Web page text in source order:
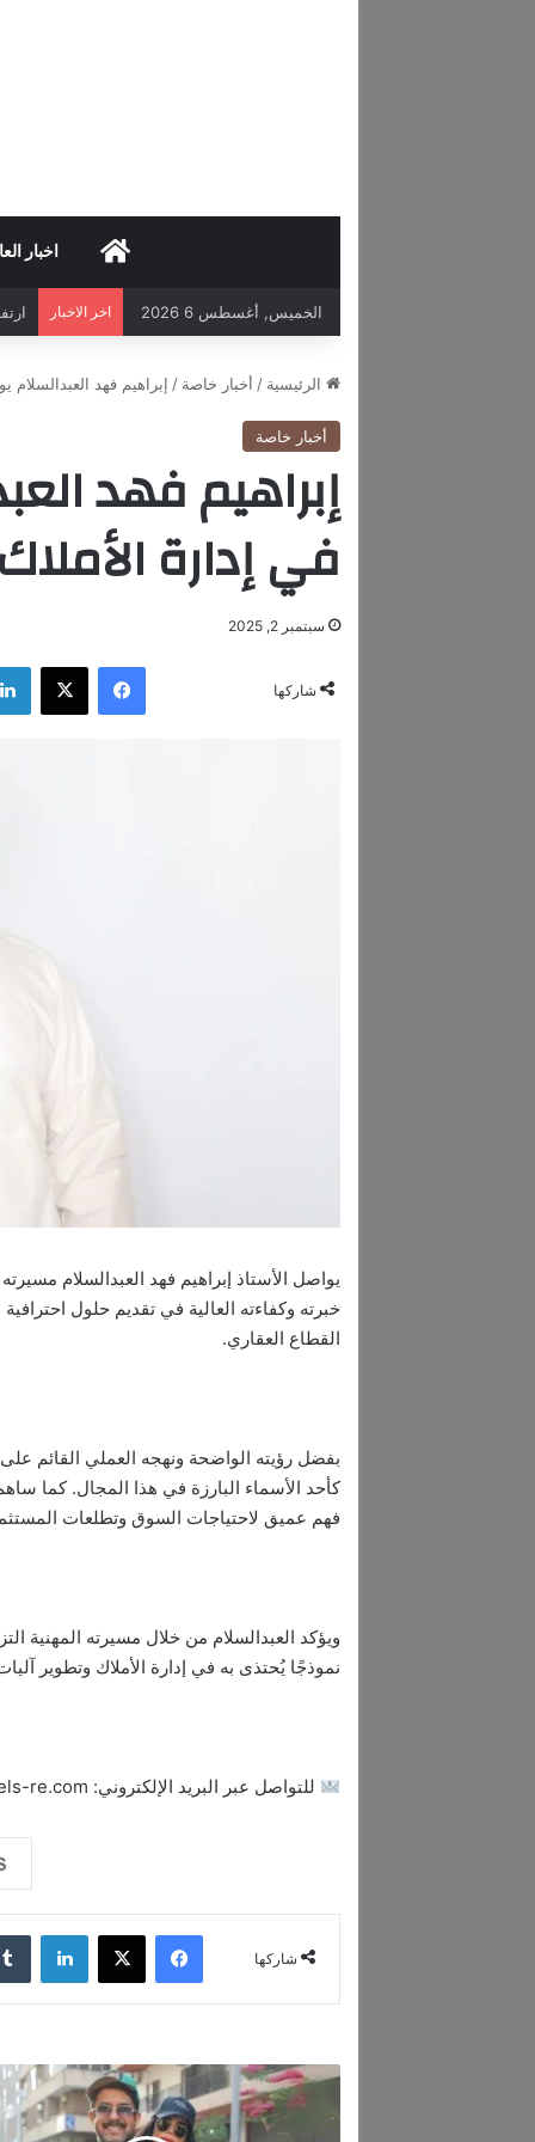
اخبار
الخميس, أغسطس 6 2026 اخر الاخبار
الرئيسية / أخبار خاصة / إبراهيم فهد العبدالسلام
أخبار خاصة
إبراهيم فهد
في إدارة
سبتمبر 2, 2025
شاركها
فيسبوك ‫X
يواصل الأستاذ إبراهيم فهد العبدالسلام
خبرته وكفاءته العالية في تقديم حلول
القطاع العقاري.
بفضل رؤيته الواضحة ونهجه العملي القائم
كأحد الأسماء البارزة في هذا المجال. كما
فهم عميق لاحتياجات السوق وتطلعات
ويؤكد العبدالسلام من خلال مسيرته المهنية
نموذجًا يُحتذى به في إدارة الأملاك وتطوير
للتواصل عبر البريد الإلكتروني: i.f@levels-re.com
شاركها
فيسبوك ‫X لينكدإن
ا